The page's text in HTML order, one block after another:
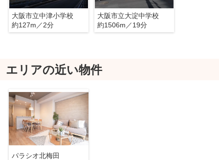
大阪市立中津小学校
約127m／2分
大阪市立大淀中学校
約1506m／19分
エリアの近い物件
パラシオ北梅田